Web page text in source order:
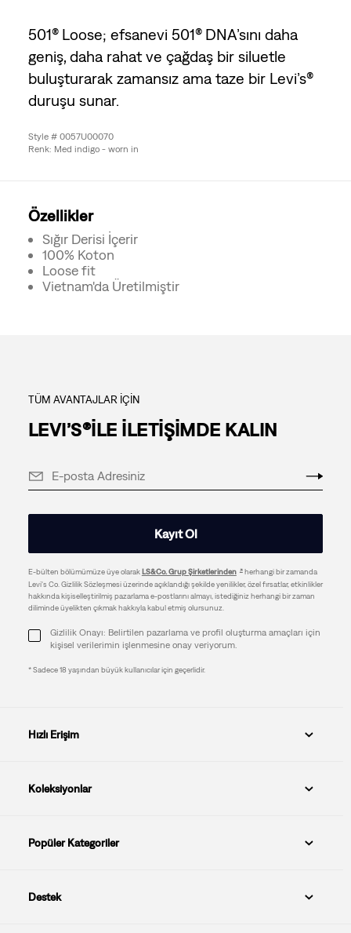
501® Loose; efsanevi 501® DNA’sını daha
geniş, daha rahat ve çağdaş bir siluetle
buluşturarak zamansız ama taze bir Levi’s®
duruşu sunar.
Style # 0057U00070
Renk: Med indigo - worn in
Özellikler
Sığır Derisi İçerir
100% Koton
Loose fit
Vietnam'da Üretilmiştir
TÜM AVANTAJLAR İÇİN
LEVI’S®İLE İLETİŞİMDE KALIN
Kayıt Ol
E-bülten bölümümüze üye olarakLS&Co. Grup Şirketlerinden
herhangi bir zamanda
Levi's Co. Gizlilik Sözleşmesi üzerinde açıklandığı şekilde yenilikler, özel fırsatlar, etkinlikler
hakkında kişiselleştirilmiş pazarlama e-postlarını almayı, istediğiniz herhangi bir zaman
diliminde üyelikten çıkmak hakkıyla kabul etmiş olursunuz.
Gizlilik Onayı: Belirtilen pazarlama ve profil oluşturma amaçları için
kişisel verilerimin işlenmesine onay veriyorum.
* Sadece 18 yaşından büyük kullanıcılar için geçerlidir.
Hızlı Erişim
Koleksiyonlar
Popüler Kategoriler
Destek